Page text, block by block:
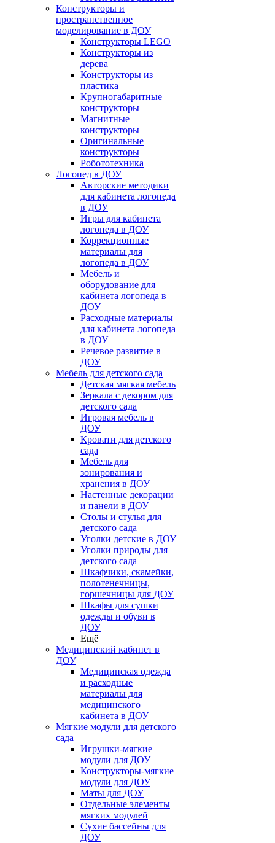
Конструкторы и
пространственное
моделирование в ДОУ
Конструкторы LEGO
Конструкторы из
дерева
Конструкторы из
пластика
Крупногабаритные
конструкторы
Магнитные
конструкторы
Оригинальные
конструкторы
Робототехника
Логопед в ДОУ
Авторские методики
для кабинета логопеда
в ДОУ
Игры для кабинета
логопеда в ДОУ
Коррекционные
материалы для
логопеда в ДОУ
Мебель и
оборудование для
кабинета логопеда в
ДОУ
Расходные материалы
для кабинета логопеда
в ДОУ
Речевое развитие в
ДОУ
Мебель для детского сада
Детская мягкая мебель
Зеркала с декором для
детского сада
Игровая мебель в
ДОУ
Кровати для детского
сада
Мебель для
зонирования и
хранения в ДОУ
Настенные декорации
и панели в ДОУ
Столы и стулья для
детского сада
Уголки детские в ДОУ
Уголки природы для
детского сада
Шкафчики, скамейки,
полотенечницы,
горшечницы для ДОУ
Шкафы для сушки
одежды и обуви в
ДОУ
Ещё
Медицинский кабинет в
ДОУ
Медицинская одежда
и расходные
материалы для
медицинского
кабинета в ДОУ
Мягкие модули для детского
сада
Игрушки-мягкие
модули для ДОУ
Конструкторы-мягкие
модули для ДОУ
Маты для ДОУ
Отдельные элементы
мягких модулей
Сухие бассейны для
ДОУ